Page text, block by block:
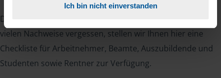
Ich bin nicht einverstanden
Damit Sie sich gut vorbereiten können und keinen der
vielen Nachweise vergessen, stellen wir Ihnen hier eine
Checkliste für Arbeitnehmer, Beamte, Auszubildende und
Studenten sowie Rentner zur Verfügung.